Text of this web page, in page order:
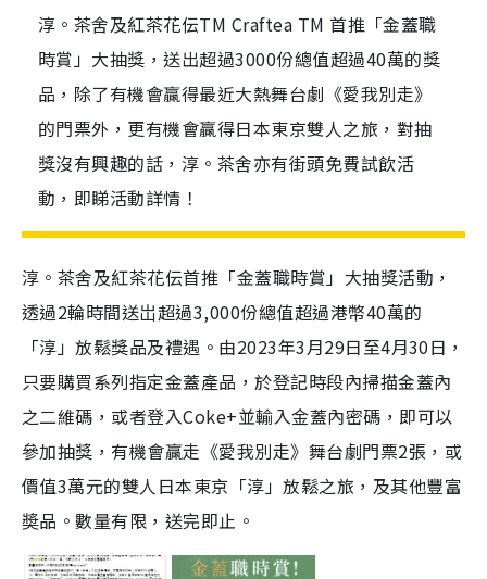
淳。茶舍及紅茶花伝TM Craftea TM 首推「金蓋職
時賞」大抽獎，送出超過3000份總值超過40萬的獎
品，除了有機會贏得最近大熱舞台劇《愛我別走》
的門票外，更有機會贏得日本東京雙人之旅，對抽
獎沒有興趣的話，淳。茶舍亦有街頭免費試飲活
動，即睇活動詳情！
淳。茶舍及紅茶花伝首推「金蓋職時賞」大抽獎活動，
透過2輪時間送岀超過3,000份總值超過港幣40萬的
「淳」放鬆獎品及禮遇。由2023年3月29日至4月30日，
只要購買系列指定金蓋產品，於登記時段內掃描金蓋內
之二維碼，或者登入Coke+並輸入⾦蓋內密碼，即可以
參加抽獎，有機會贏走《愛我別走》舞台劇門票2張，或
價值3萬元的雙人日本東京「淳」放鬆之旅，及其他豐富
奬品。數量有限，送完即止。